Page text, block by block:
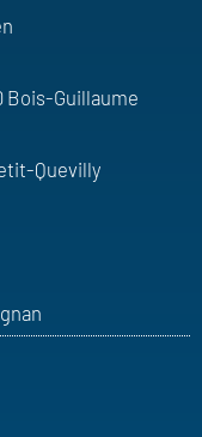
Bois-Guillaume
Quevilly